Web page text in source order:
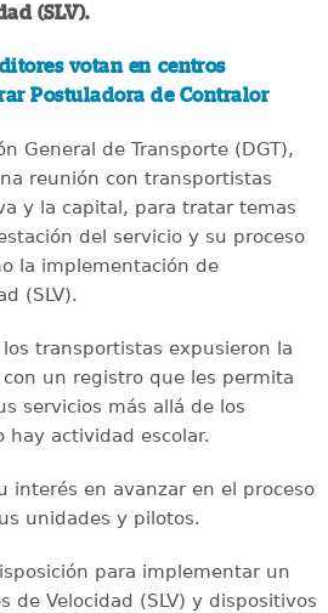
(SLV).
votan en centros
Postuladora de Contralor
General de Transporte (DGT),
reunión con transportistas
y la capital, para tratar temas
del servicio y su proceso
la implementación de
(SLV).
transportistas expusieron la
un registro que les permita
servicios más allá de los
hay actividad escolar.
interés en avanzar en el proceso
unidades y pilotos.
para implementar un
de Velocidad (SLV) y dispositivos